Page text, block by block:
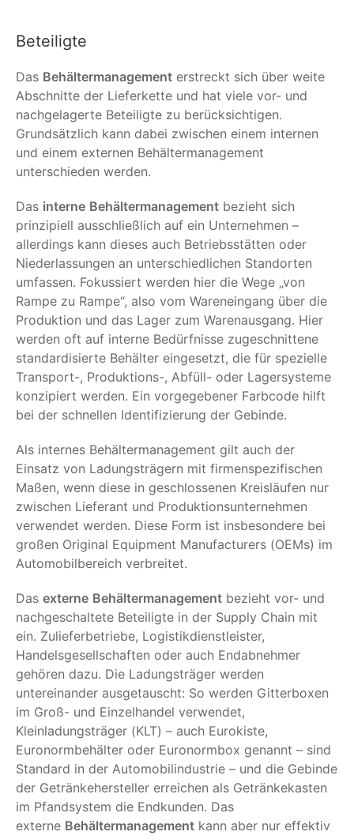
Beteiligte
Das Behältermanagement erstreckt sich über weite
Abschnitte der Lieferkette und hat viele vor- und
nachgelagerte Beteiligte zu berücksichtigen.
Grundsätzlich kann dabei zwischen einem internen
und einem externen Behältermanagement
unterschieden werden.
Das interne Behältermanagement bezieht sich
prinzipiell ausschließlich auf ein Unternehmen –
allerdings kann dieses auch Betriebsstätten oder
Niederlassungen an unterschiedlichen Standorten
umfassen. Fokussiert werden hier die Wege „von
Rampe zu Rampe“, also vom Wareneingang über die
Produktion und das Lager zum Warenausgang. Hier
werden oft auf interne Bedürfnisse zugeschnittene
standardisierte Behälter eingesetzt, die für spezielle
Transport-, Produktions-, Abfüll- oder Lagersysteme
konzipiert werden. Ein vorgegebener Farbcode hilft
bei der schnellen Identifizierung der Gebinde.
Als internes Behältermanagement gilt auch der
Einsatz von Ladungsträgern mit firmenspezifischen
Maßen, wenn diese in geschlossenen Kreisläufen nur
zwischen Lieferant und Produktionsunternehmen
verwendet werden. Diese Form ist insbesondere bei
großen Original Equipment Manufacturers (OEMs) im
Automobilbereich verbreitet.
Das externe Behältermanagement bezieht vor- und
nachgeschaltete Beteiligte in der Supply Chain mit
ein. Zulieferbetriebe, Logistikdienstleister,
Handelsgesellschaften oder auch Endabnehmer
gehören dazu. Die Ladungsträger werden
untereinander ausgetauscht: So werden Gitterboxen
im Groß- und Einzelhandel verwendet,
Kleinladungsträger (KLT) – auch Eurokiste,
Euronormbehälter oder Euronormbox genannt – sind
Standard in der Automobilindustrie – und die Gebinde
der Getränkehersteller erreichen als Getränkekasten
im Pfandsystem die Endkunden. Das
externe Behältermanagement kann aber nur effektiv